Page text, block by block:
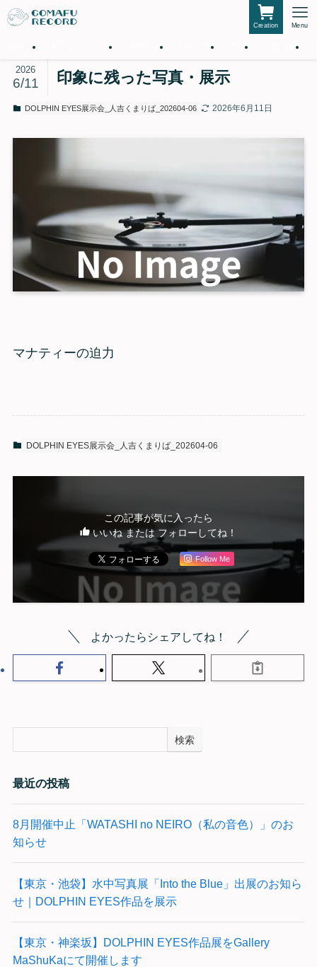
Creation Menu
ホーム 私たちについて 仲間たち サービス 作品 お知らせ
印象に残った写真・展示
2026
6/11
DOLPHIN EYES展示会_人吉くまりば_202604-06 2026年6月11日
マナティーの迫力
DOLPHIN EYES展示会_人吉くまりば_202604-06
この記事が気に入ったら
いいね または フォローしてね！
Follow Me
よかったらシェアしてね！
検索
最近の投稿
8月開催中止「WATASHI no NEIRO（私の音色）」のお
知らせ
【東京・池袋】水中写真展「Into the Blue」出展のお知ら
せ｜DOLPHIN EYES作品を展示
【東京・神楽坂】DOLPHIN EYES作品展をGallery
MaShuKaにて開催します